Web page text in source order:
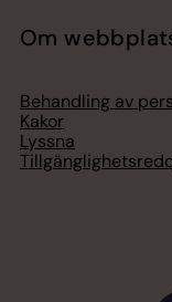
Om
Behandling av
Kakor
Lyssna